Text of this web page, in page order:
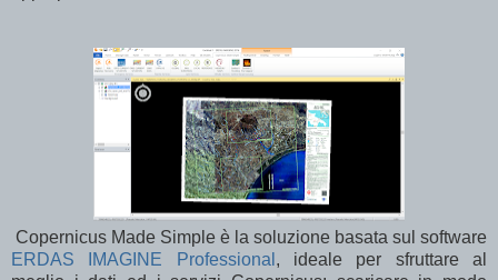
Copernicus Made Simple è la soluzione basata sul software
ERDAS IMAGINE Professional , ideale per sfruttare al